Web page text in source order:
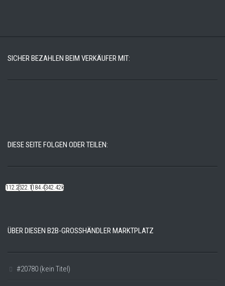
SICHER BEZAHLEN BEIM VERKÄUFER MIT:
DIESE SEITE FOLGEN ODER TEILEN:
112.22k522.14k184.48k342.42k
ÜBER DIESEN B2B-GROSSHÄNDLER MARKTPLATZ
#20780 (kein Titel)